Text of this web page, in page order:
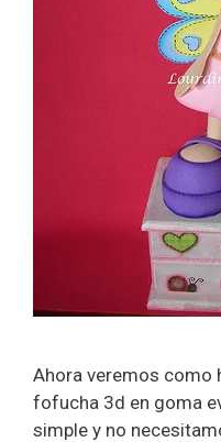
Ahora veremos como
fofucha 3d en goma
simple y no